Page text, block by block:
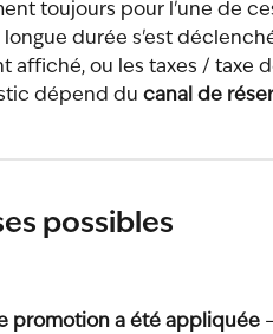
toujours pour l'une de
durée s'est
affiché, ou les taxes / taxe
dépend du canal de
possibles
promotion a été appliquée